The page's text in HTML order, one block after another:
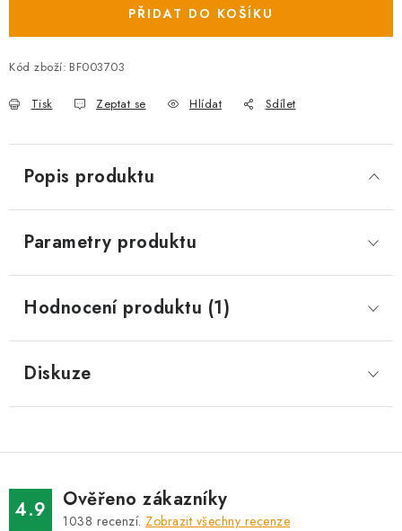
PŘIDAT DO KOŠÍKU
Kód zboží: BF003703
Tisk Zeptat se Hlídat Sdílet
Popis produktu
Parametry produktu
Hodnocení produktu (1)
Diskuze
4.9 Ověřeno zákazníky
1038 recenzí. Zobrazit všechny recenze